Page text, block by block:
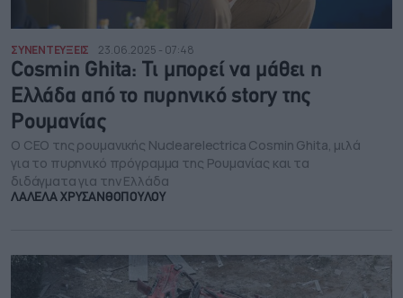
ΣΥΝΕΝΤΕΥΞΕΙΣ 23.06.2025 - 07:48
Cosmin Ghita: Τι μπορεί να μάθει η
Ελλάδα από το πυρηνικό story της
Ρουμανίας
Ο CEO της ρουμανικής Nuclearelectrica Cosmin Ghita, μιλά
για το πυρηνικό πρόγραμμα της Ρουμανίας και τα
διδάγματα για την Ελλάδα
ΛΑΛΕΛΑ ΧΡΥΣΑΝΘΟΠΟΥΛΟΥ